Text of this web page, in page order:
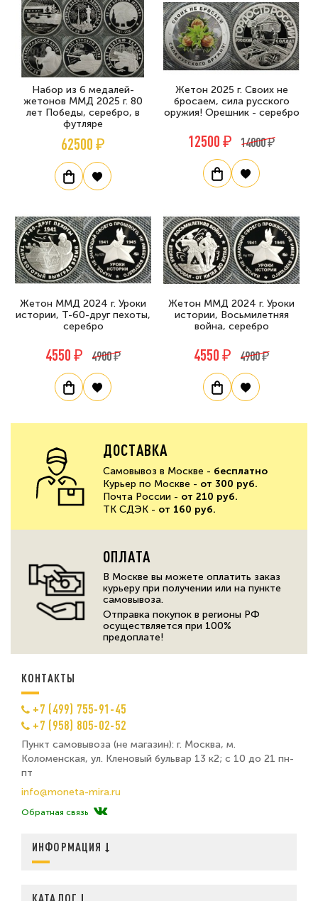
Набор из 6 медалей-
жетонов ММД 2025 г. 80
лет Победы, серебро, в
футляре
62500 ₽
Жетон 2025 г. Своих не
бросаем, сила русского
оружия! Орешник - серебро
12500 ₽ 14000 ₽
Жетон ММД 2024 г. Уроки
истории, Т-60-друг пехоты,
серебро
4550 ₽ 4900 ₽
Жетон ММД 2024 г. Уроки
истории, Восьмилетняя
война, серебро
4550 ₽ 4900 ₽
ДОСТАВКА
Самовывоз в Москве - бесплатно
Курьер по Москве - от 300 руб.
Почта России - от 210 руб.
ТК СДЭК - от 160 руб.
ОПЛАТА
В Москве вы можете оплатить заказ
курьеру при получении или на пункте
самовывоза.
Отправка покупок в регионы РФ
осуществляется при 100%
предоплате!
КОНТАКТЫ
+7 (499) 755-91-45
+7 (958) 805-02-52
Пункт самовывоза (не магазин): г. Москва, м.
Коломенская, ул. Кленовый бульвар 13 к2; с 10 до 21 пн-
пт
info@moneta-mira.ru
Обратная связь
ИНФОРМАЦИЯ
КАТАЛОГ